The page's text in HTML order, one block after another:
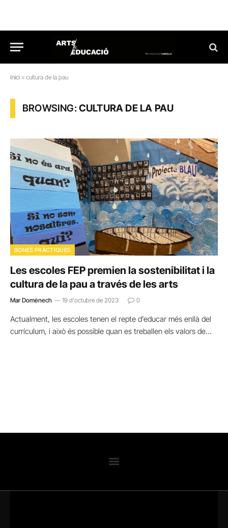
Inici » cultura de la pau
BROWSING:CULTURA DE LA PAU
BONES PRÀCTIQUES
Les escoles FEP premien la sostenibilitat i la
cultura de la pau a través de les arts
Mar Domènech 19 d'octubre de 2023 0
Actualment, les escoles tenen el repte d’educar més enllà del
currículum, i això és possible quan es treballen els valors de…